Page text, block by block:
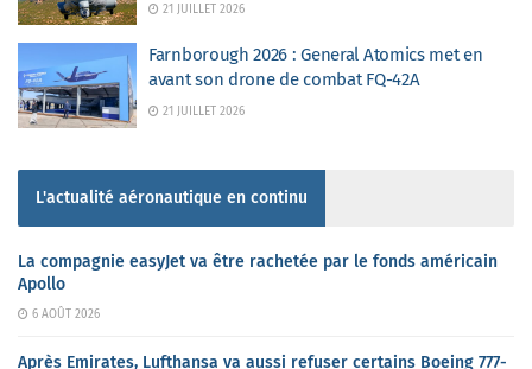
21 JUILLET 2026
Farnborough 2026 : General Atomics met en
avant son drone de combat FQ-42A
21 JUILLET 2026
L'actualité aéronautique en continu
La compagnie easyJet va être rachetée par le fonds américain
Apollo
6 AOÛT 2026
Après Emirates, Lufthansa va aussi refuser certains Boeing 777-